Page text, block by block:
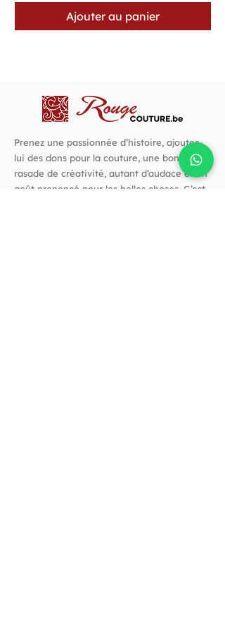
Ajouter au panier
Prenez une passionnée d’histoire, ajoutez-
lui des dons pour la couture, une bonne
rasade de créativité, autant d’audace et un
goût prononcé pour les belles choses. C’est